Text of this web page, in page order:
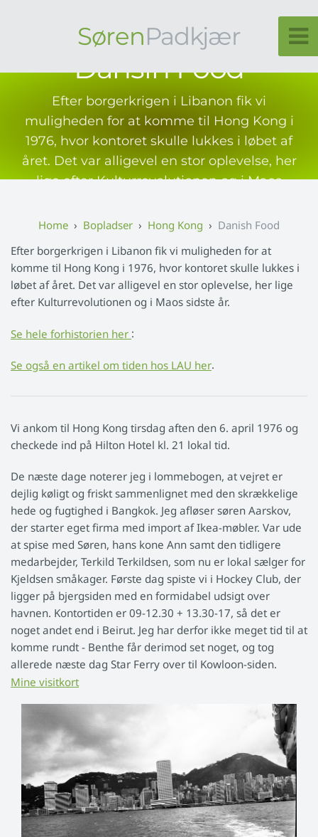
SørenPadkjær
Dansih Food
Efter borgerkrigen i Libanon fik vi
muligheden for at komme til Hong Kong i
1976, hvor kontoret skulle lukkes i løbet af
året. Det var alligevel en stor oplevelse, her
lige efter Kulturrevolutionen og i Maos
Bopladser Hong Kong
Danish Food
Efter borgerkrigen i Libanon fik vi muligheden for at
komme til Hong Kong i 1976, hvor kontoret skulle lukkes i
løbet af året. Det var alligevel en stor oplevelse, her lige
efter Kulturrevolutionen og i Maos sidste år.
Se hele forhistorien her :
Se også en artikel om tiden hos LAU her.
Vi ankom til Hong Kong tirsdag aften den 6. april 1976 og
checkede ind på Hilton Hotel kl. 21 lokal tid.
De næste dage noterer jeg i lommebogen, at vejret er
dejlig køligt og friskt sammenlignet med den skrækkelige
hede og fugtighed i Bangkok. Jeg afløser søren Aarskov,
der starter eget firma med import af Ikea-møbler. Var ude
at spise med Søren, hans kone Ann samt den tidligere
medarbejder, Terkild Terkildsen, som nu er lokal sælger for
Kjeldsen småkager. Første dag spiste vi i Hockey Club, der
ligger på bjergsiden med en formidabel udsigt over
havnen. Kontortiden er 09-12.30 + 13.30-17, så det er
noget andet end i Beirut. Jeg har derfor ikke meget tid til at
komme rundt - Benthe får derimod set noget, og tog
allerede næste dag Star Ferry over til Kowloon-siden.
Mine visitkort